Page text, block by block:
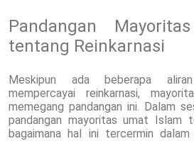
Pandangan
tentang Reinkarnasi
Meskipun ada beberapa
mempercayai reinkarnasi,
memegang pandangan ini. Dalam
pandangan mayoritas umat Islam
bagaimana hal ini tercermin